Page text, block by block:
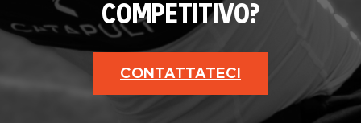
COMPETITIVO?
CONTATTATECI